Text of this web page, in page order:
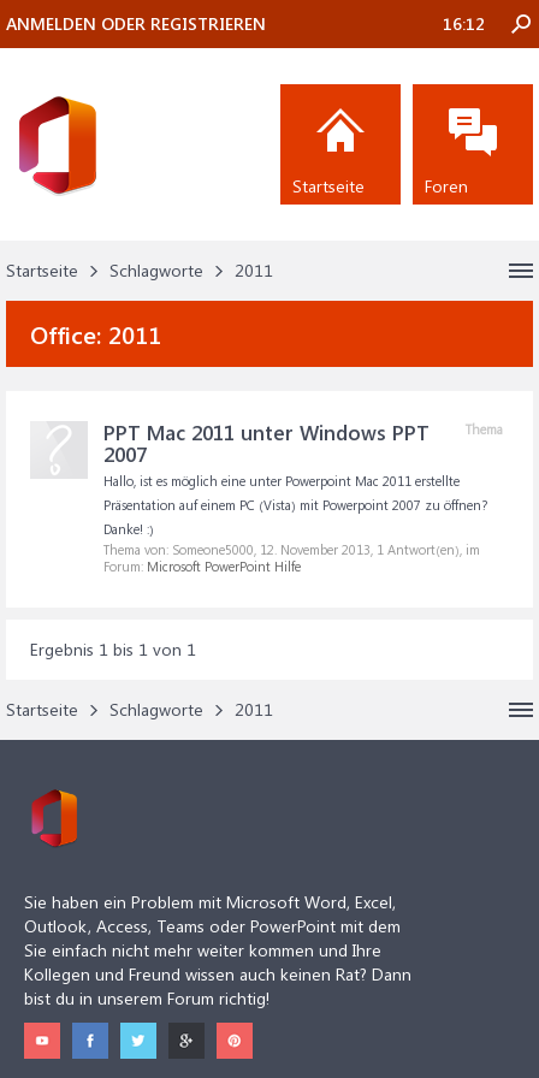
Startseite Schlagworte 2011
Office: 2011
Thema
PPT Mac 2011 unter Windows PPT
2007
Hallo, ist es möglich eine unter Powerpoint Mac 2011 erstellte
Präsentation auf einem PC (Vista) mit Powerpoint 2007 zu öffnen?
Danke! :)
Thema von: Someone5000, 12. November 2013, 1 Antwort(en), im
Forum: Microsoft PowerPoint Hilfe
Ergebnis 1 bis 1 von 1
Startseite Schlagworte 2011
ANMELDEN ODER REGISTRIEREN 16:12
Startseite Foren
Sie haben ein Problem mit Microsoft Word, Excel,
Outlook, Access, Teams oder PowerPoint mit dem
Sie einfach nicht mehr weiter kommen und Ihre
Kollegen und Freund wissen auch keinen Rat? Dann
bist du in unserem Forum richtig!